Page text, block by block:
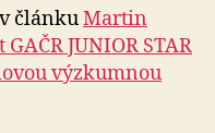
článkuMartin
JUNIOR STAR
výzkumnou